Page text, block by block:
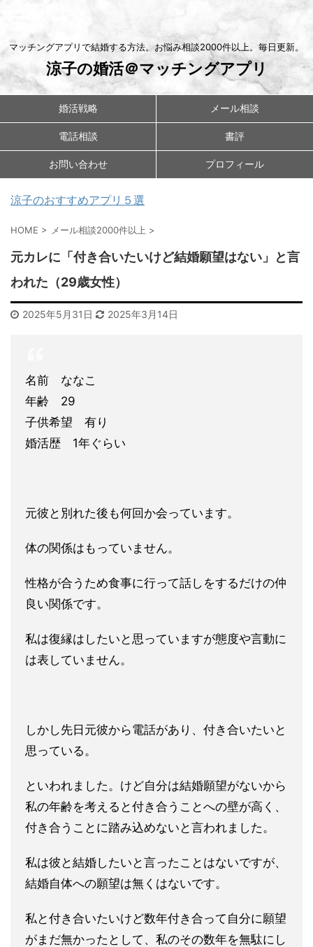
マッチングアプリで結婚する方法。お悩み相談2000件以上。毎日更新。
涼子の婚活＠マッチングアプリ
婚活戦略 メール相談
電話相談 書評
お問い合わせ プロフィール
涼子のおすすめアプリ５選
HOME > メール相談2000件以上 >
元カレに「付き合いたいけど結婚願望はない」と言
われた（29歳女性）
2025年5月31日 2025年3月14日
名前 ななこ
年齢 29
子供希望 有り
婚活歴 1年ぐらい
元彼と別れた後も何回か会っています。
体の関係はもっていません。
性格が合うため食事に行って話しをするだけの仲
良い関係です。
私は復縁はしたいと思っていますが態度や言動に
は表していません。
しかし先日元彼から電話があり、付き合いたいと
思っている。
といわれました。けど自分は結婚願望がないから
私の年齢を考えると付き合うことへの壁が高く、
付き合うことに踏み込めないと言われました。
私は彼と結婚したいと言ったことはないですが、
結婚自体への願望は無くはないです。
私と付き合いたいけど数年付き合って自分に願望
がまだ無かったとして、 私のその数年を無駄にし